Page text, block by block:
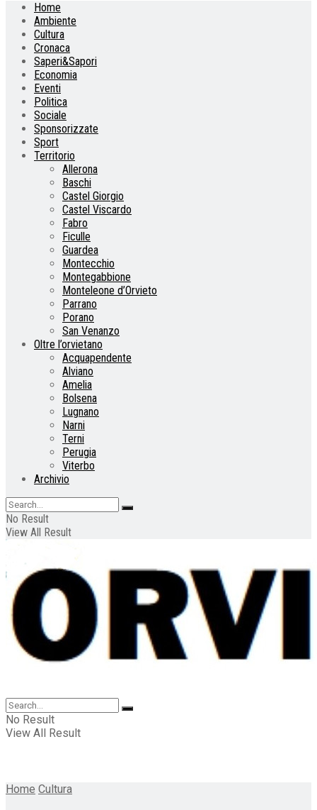
Home
Ambiente
Cultura
Cronaca
Saperi&Sapori
Economia
Eventi
Politica
Sociale
Sponsorizzate
Sport
Territorio
Allerona
Baschi
Castel Giorgio
Castel Viscardo
Fabro
Ficulle
Guardea
Montecchio
Montegabbione
Monteleone d’Orvieto
Parrano
Porano
San Venanzo
Oltre l’orvietano
Acquapendente
Alviano
Amelia
Bolsena
Lugnano
Narni
Terni
Perugia
Viterbo
Archivio
No Result
View All Result
No Result
View All Result
Home Cultura